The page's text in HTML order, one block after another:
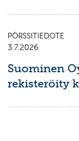
PÖRSSITIEDOTE
3.7.2026
Suominen
rekisteröity